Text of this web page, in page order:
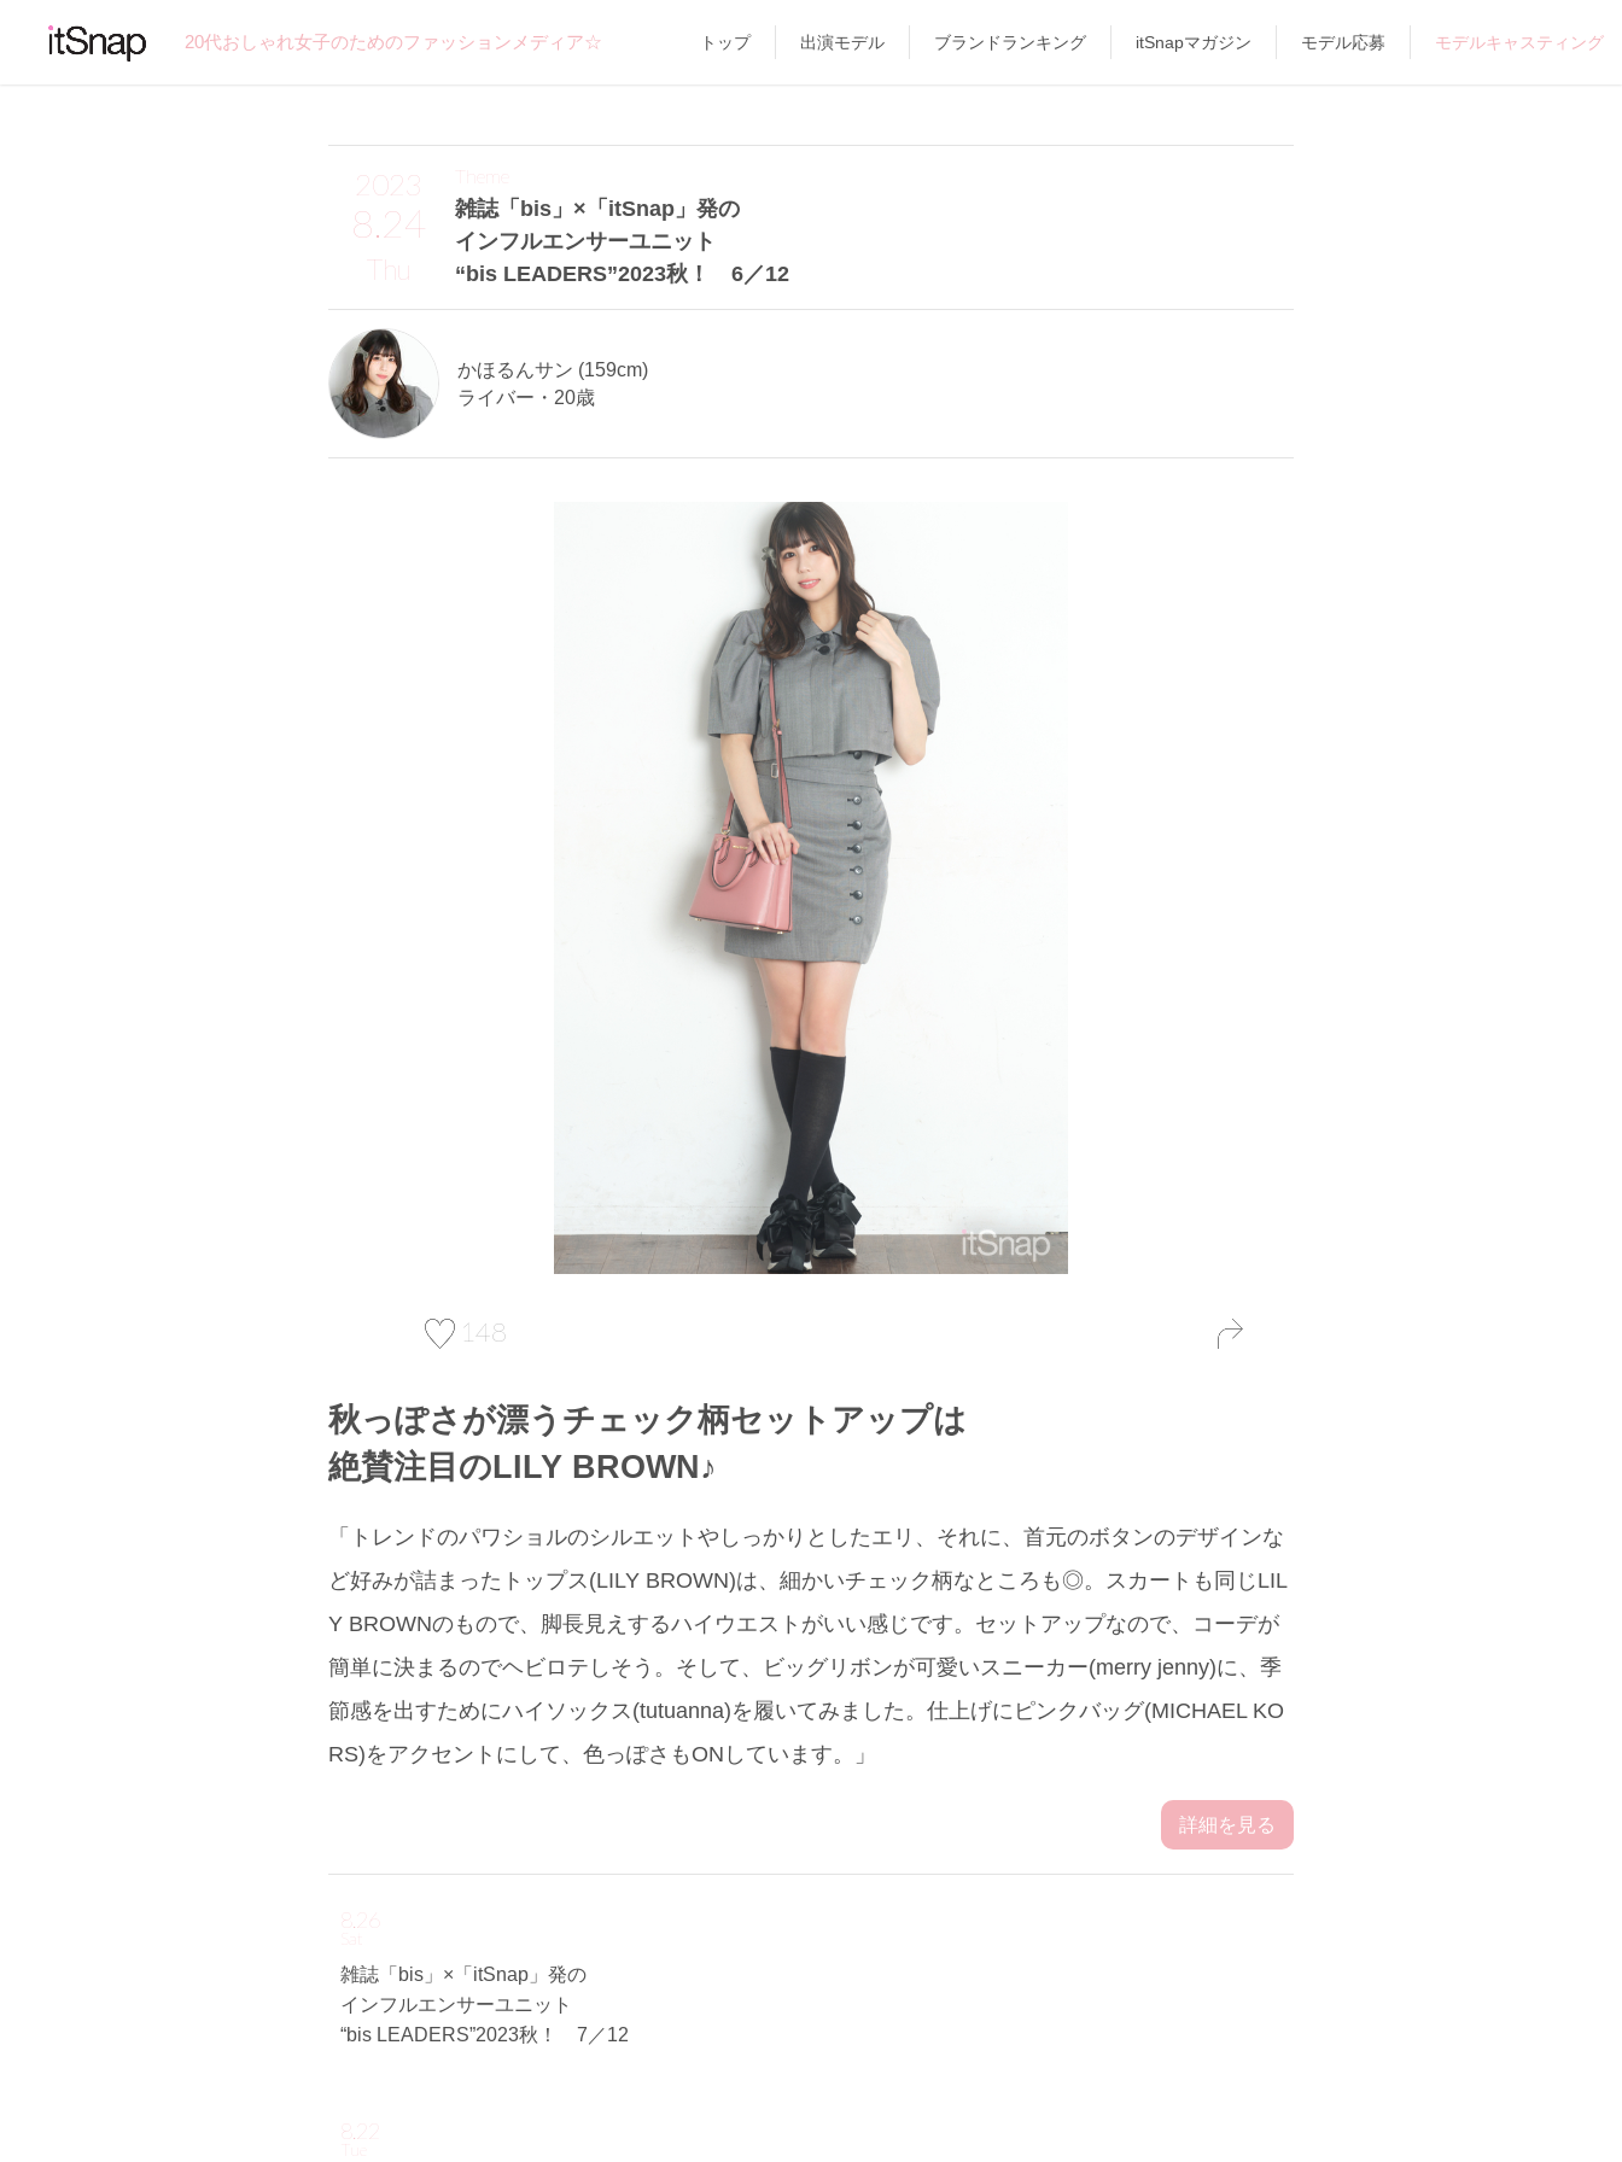
20代おしゃれ女子のためのファッションメディア☆ トップ 出演モデル ブランドランキング itSnapマガジン モデル応募 モデルキャスティング
2023
8.24
Thu
雑誌「bis」×「itSnap」発の
インフルエンサーユニット
“bis LEADERS”2023秋！ 6／12
Theme
かほるんサン (159cm)
ライバー・20歳
148
秋っぽさが漂うチェック柄セットアップは
絶賛注目のLILY BROWN♪
「トレンドのパワショルのシルエットやしっかりとしたエリ、それに、首元のボタンのデザインな
ど好みが詰まったトップス(LILY BROWN)は、細かいチェック柄なところも◎。スカートも同じLIL
Y BROWNのもので、脚長見えするハイウエストがいい感じです。セットアップなので、コーデが
簡単に決まるのでヘビロテしそう。そして、ビッグリボンが可愛いスニーカー(merry jenny)に、季
節感を出すためにハイソックス(tutuanna)を履いてみました。仕上げにピンクバッグ(MICHAEL KO
RS)をアクセントにして、色っぽさもONしています。」
詳細を見る
8.26
雑誌「bis」×「itSnap」発の
インフルエンサーユニット
“bis LEADERS”2023秋！ 7／12
8.22